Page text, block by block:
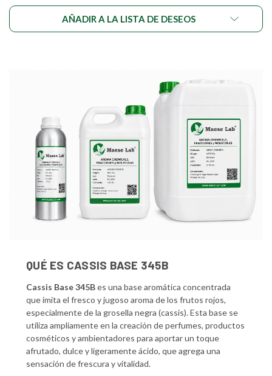
AÑADIR A LA LISTA DE DESEOS
QUÉ ES CASSIS BASE 345B
Cassis Base 345Bes una base aromática concentrada
que imita el fresco y jugoso aroma de los frutos rojos,
especialmente de la grosella negra (cassis). Esta base se
utiliza ampliamente en la creación de perfumes, productos
cosméticos y ambientadores para aportar un toque
afrutado, dulce y ligeramente ácido, que agrega una
sensación de frescura y vitalidad.